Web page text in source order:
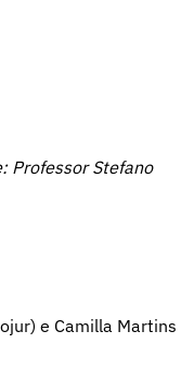
Professor Stefano
e Camilla Martins